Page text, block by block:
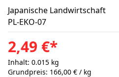
Japanische Landwirtschaft
PL-EKO-07
2,49 €*
Inhalt: 0.015 kg
Grundpreis: 166,00 € / kg